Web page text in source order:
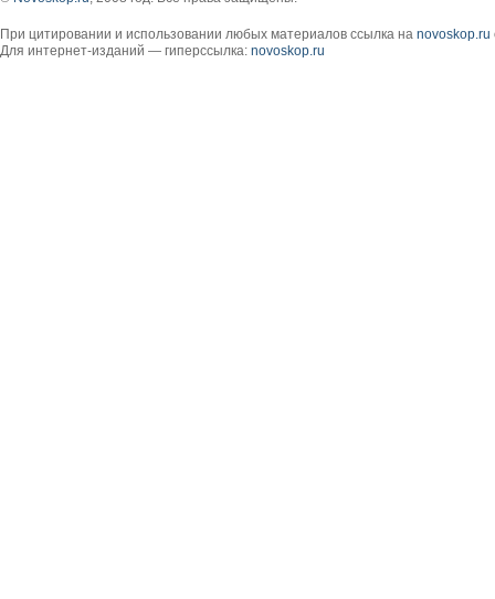
При цитировании и использовании любых материалов ссылка на novoskop.ru
Для интернет-изданий — гиперссылка: novoskop.ru